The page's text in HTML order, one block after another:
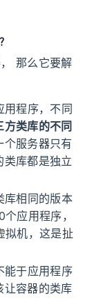
那么它要解
程序，不同
方类库的不同
个服务器只有
类库都是独立
库相同的版本
应用程序，
拟机，这是扯
能于应用程序
让容器的类库